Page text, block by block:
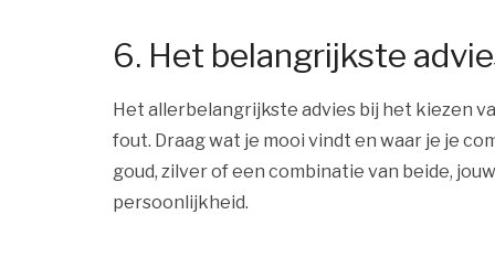
6. Het belangrijkste
Het allerbelangrijkste advies bij het kiezen
fout. Draag wat je mooi vindt en waar je je
goud, zilver of een combinatie van beide,
persoonlijkheid.